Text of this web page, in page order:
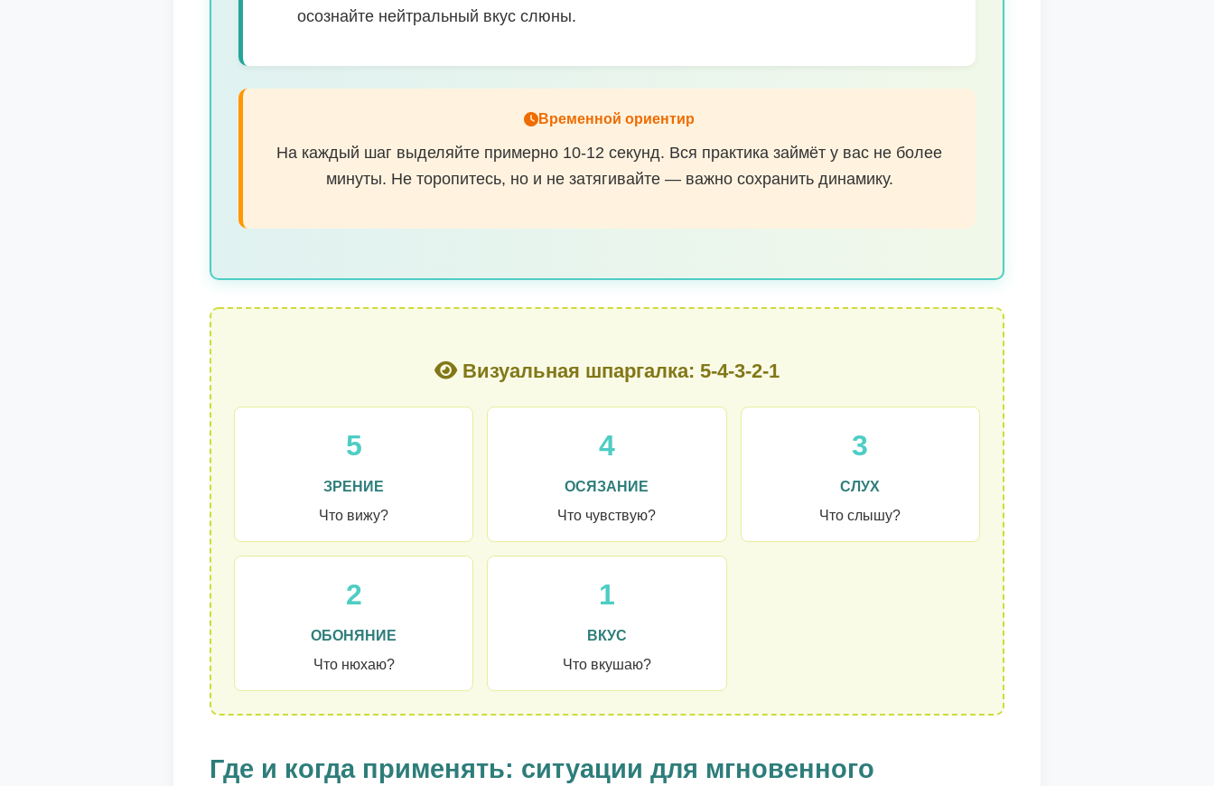
осознайте нейтральный вкус слюны.
Временной ориентир
На каждый шаг выделяйте примерно 10-12 секунд. Вся практика займёт у вас не более
минуты. Не торопитесь, но и не затягивайте — важно сохранить динамику.
Визуальная шпаргалка: 5-4-3-2-1
5
ЗРЕНИЕ
Что вижу?
4
ОСЯЗАНИЕ
Что чувствую?
3
СЛУХ
Что слышу?
2
ОБОНЯНИЕ
Что нюхаю?
1
ВКУС
Что вкушаю?
Где и когда применять: ситуации для мгновенного